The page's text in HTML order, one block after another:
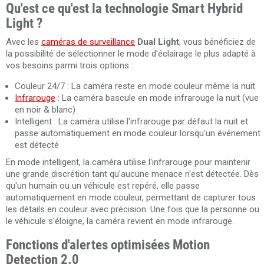
Qu'est ce qu'est la technologie Smart Hybrid
Light ?
Avec les caméras de surveillance Dual Light, vous bénéficiez de
la possibilité de sélectionner le mode d'éclairage le plus adapté à
vos besoins parmi trois options :
Couleur 24/7 : La caméra reste en mode couleur même la nuit
Infrarouge : La caméra bascule en mode infrarouge la nuit (vue
en noir & blanc)
Intelligent : La caméra utilise l'infrarouge par défaut la nuit et
passe automatiquement en mode couleur lorsqu'un événement
est détecté
En mode intelligent, la caméra utilise l'infrarouge pour maintenir
une grande discrétion tant qu'aucune menace n'est détectée. Dès
qu'un humain ou un véhicule est repéré, elle passe
automatiquement en mode couleur, permettant de capturer tous
les détails en couleur avec précision. Une fois que la personne ou
le véhicule s'éloigne, la caméra revient en mode infrarouge.
Fonctions d'alertes optimisées Motion
Detection 2.0